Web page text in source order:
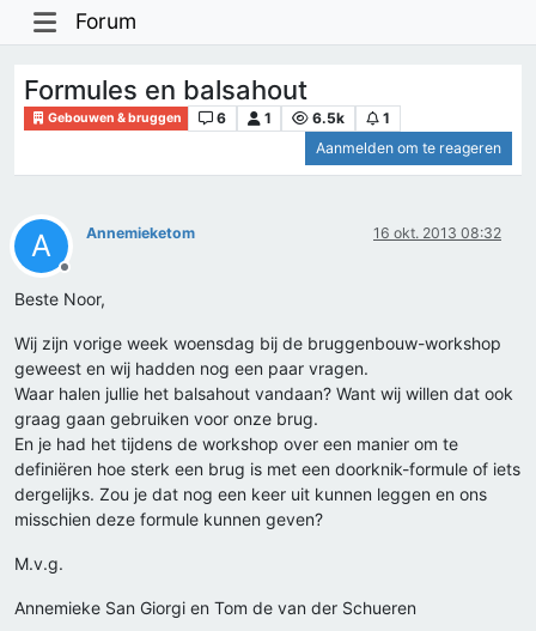
Forum
Formules en balsahout
Gebouwen & bruggen 6 1 6.5k
1
Aanmelden om te reageren
A
Offline
Annemieketom 16 okt. 2013 08:32
Beste Noor,
Wij zijn vorige week woensdag bij de bruggenbouw-workshop
geweest en wij hadden nog een paar vragen.
Waar halen jullie het balsahout vandaan? Want wij willen dat ook
graag gaan gebruiken voor onze brug.
En je had het tijdens de workshop over een manier om te
definiëren hoe sterk een brug is met een doorknik-formule of iets
dergelijks. Zou je dat nog een keer uit kunnen leggen en ons
misschien deze formule kunnen geven?
M.v.g.
Annemieke San Giorgi en Tom de van der Schueren